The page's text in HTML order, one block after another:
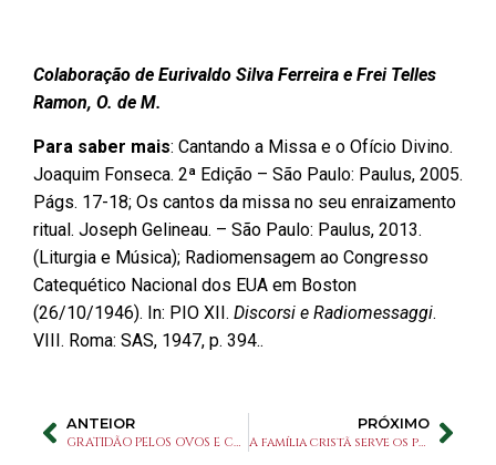
Colaboração de Eurivaldo Silva Ferreira e Frei Telles
Ramon, O. de M.
Para saber mais: Cantando a Missa e o Ofício Divino.
Joaquim Fonseca. 2ª Edição – São Paulo: Paulus, 2005.
Págs. 17-18; Os cantos da missa no seu enraizamento
ritual. Joseph Gelineau. – São Paulo: Paulus, 2013.
(Liturgia e Música); Radiomensagem ao Congresso
Catequético Nacional dos EUA em Boston
(26/10/1946). In: PIO XII. Discorsi e Radiomessaggi.
VIII. Roma: SAS, 1947, p. 394..
ANTEIOR
GRATIDÃO PELOS OVOS E CHOCOLATES DESSA PÁSCOA
PRÓXIMO
A família cristã serve os pobres